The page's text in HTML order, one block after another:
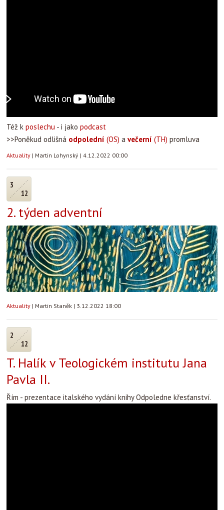
Též k poslechu - i jako podcast
>>Poněkud odlišná odpolední (OS) a večerní (TH) promluva
Aktuality | Martin Lohynský | 4.12.2022 00:00
3
12
2. týden adventní
Aktuality | Martin Staněk | 3.12.2022 18:00
2
12
T. Halík v Teologickém institutu Jana
Pavla II.
Řím - prezentace italského vydání knihy Odpoledne křesťanství.